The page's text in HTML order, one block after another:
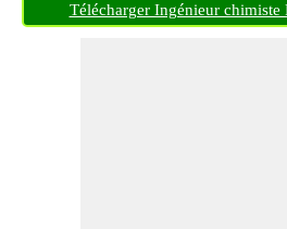
Télécharger Ingénieur chimiste